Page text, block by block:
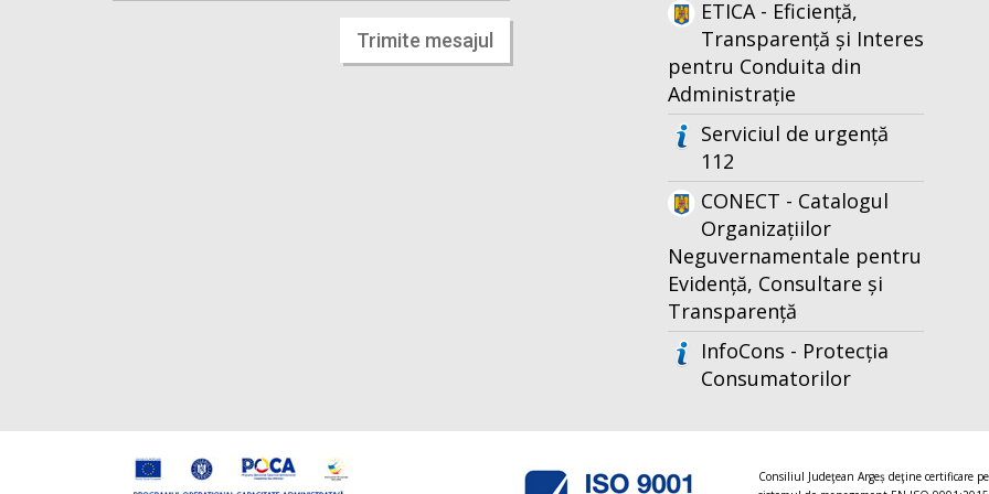
Trimite mesajul
ETICA - Eficiență,
Transparență și Interes
pentru Conduita din
Administrație
Serviciul de urgență
112
CONECT - Catalogul
Organizațiilor
Neguvernamentale pentru
Evidență, Consultare și
Transparență
InfoCons - Protecția
Consumatorilor
Consiliul Judeţean Argeș deţine certificare